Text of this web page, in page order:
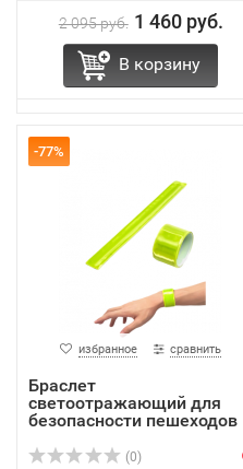
2 095 руб. 1 460 руб.
В корзину
-77%
избранное сравнить
Браслет
светоотражающий для
безопасности пешеходов
(0)